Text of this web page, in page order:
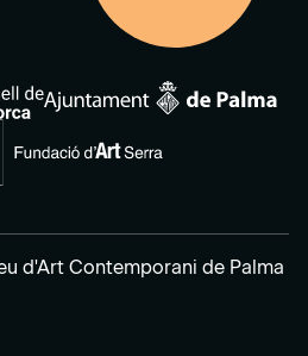
d'Art Contemporani de Palma